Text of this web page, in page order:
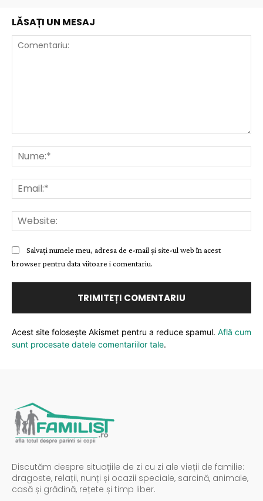
LĂSAȚI UN MESAJ
Salvați numele meu, adresa de e-mail și site-ul web în acest
browser pentru data viitoare i comentariu.
Acest site folosește Akismet pentru a reduce spamul. Află cum
sunt procesate datele comentariilor tale.
Discutăm despre situațiile de zi cu zi ale vieții de familie:
dragoste, relații, nunți și ocazii speciale, sarcină, animale,
casă și grădină, rețete și timp liber.